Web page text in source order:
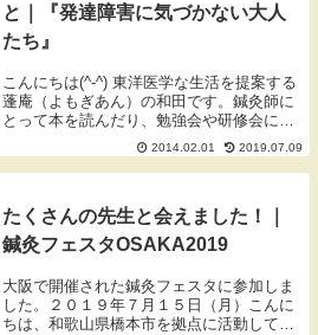
と｜『発達障害に気づかない大人
たち』
こんにちは(^-^) 東洋医学な生活を提案する
蓬庵（よもぎあん）の和田です。鍼灸師に
とって本を読んだり、勉強会や研修会に参
加して知識や技術を身につけることはお店
での商品の仕入れと同じです。少しでも良
いものを提供するために、常に知識と技術
2014.02.01 2019.07.09
たくさんの先生と会えました！｜
鍼灸フェスタOSAKA2019
大阪で開催された鍼灸フェスタに参加しま
した。２０１９年７月１５日（月）こんに
ちは、和歌山県橋本市を拠点に活動してお